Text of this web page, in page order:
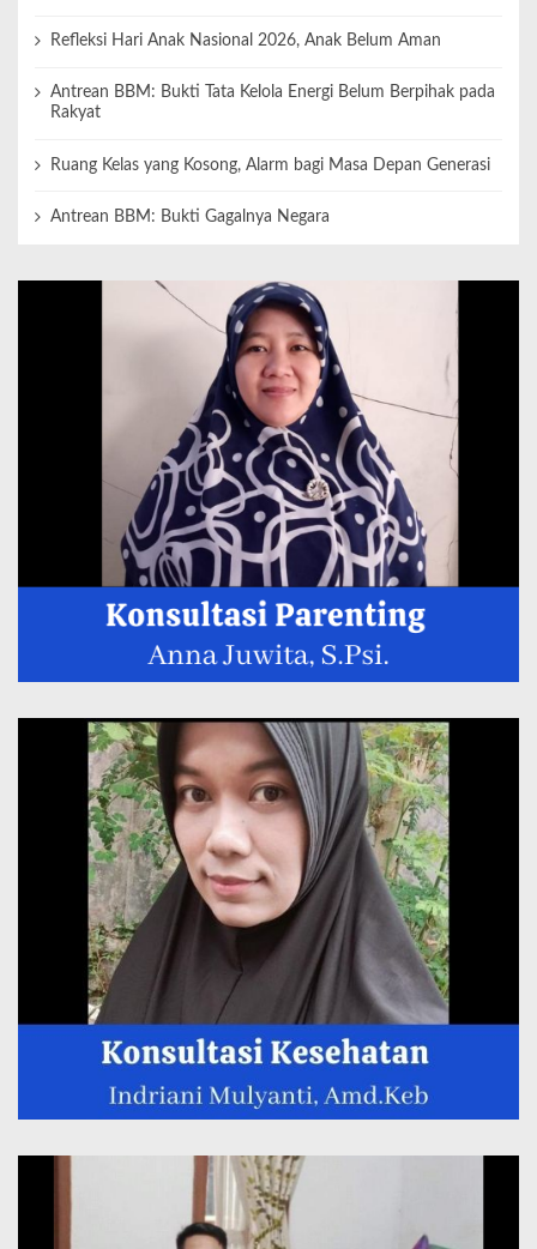
Refleksi Hari Anak Nasional 2026, Anak Belum Aman
Antrean BBM: Bukti Tata Kelola Energi Belum Berpihak pada
Rakyat
Ruang Kelas yang Kosong, Alarm bagi Masa Depan Generasi
Antrean BBM: Bukti Gagalnya Negara